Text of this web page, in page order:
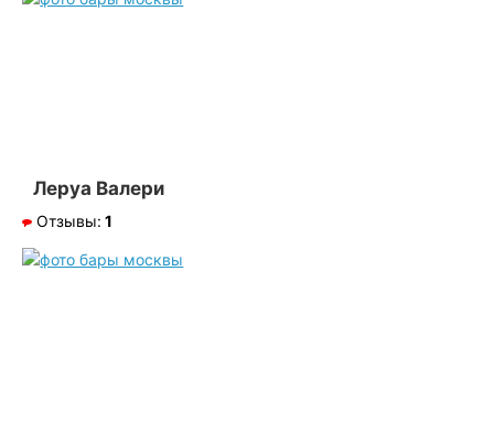
Леруа Валери
Отзывы: 1